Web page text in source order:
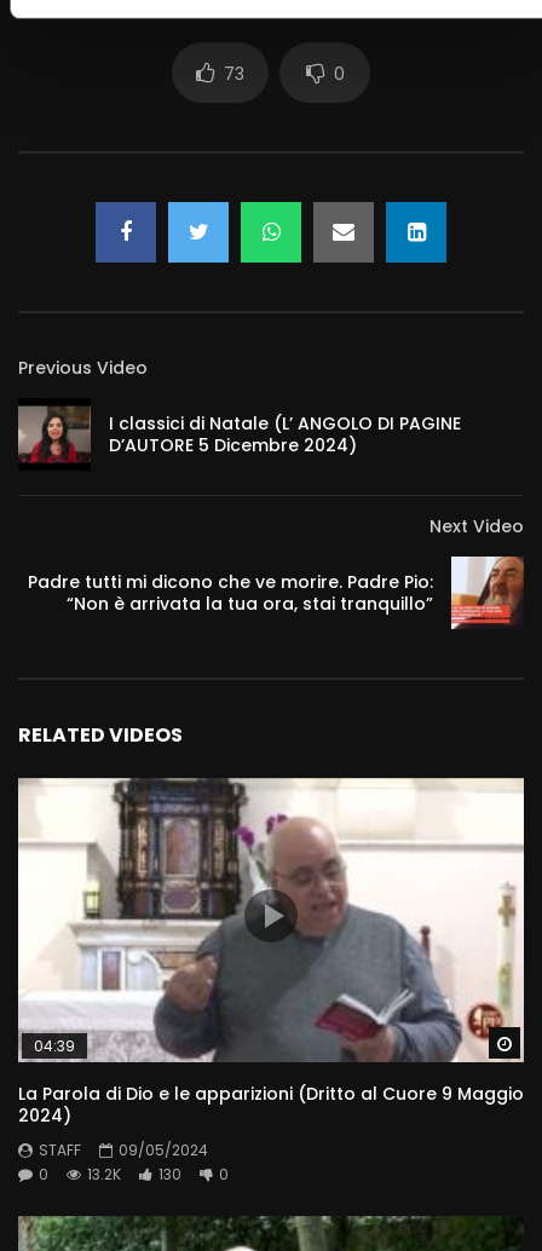
73 0
Previous Video
I classici di Natale (L’ ANGOLO DI PAGINE
D’AUTORE 5 Dicembre 2024)
Next Video
Padre tutti mi dicono che ve morire. Padre Pio:
“Non è arrivata la tua ora, stai tranquillo”
RELATED VIDEOS
04:39
La Parola di Dio e le apparizioni (Dritto al Cuore 9 Maggio
2024)
STAFF
09/05/2024
0
13.2K 130 0